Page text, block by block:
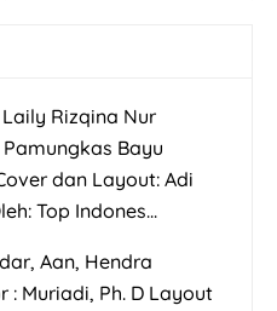
Rizqina Nur
Bayu
dan Layout: Adi
Top Indones...
Aan, Hendra
: Muriadi, Ph. D Layout